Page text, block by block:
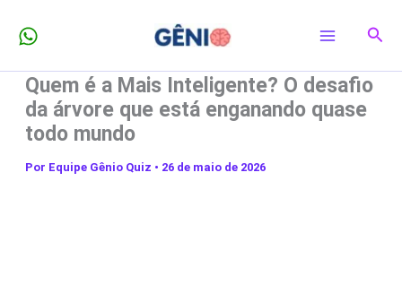
para
conteúdo
Quem é a Mais Inteligente? O desafio
da árvore que está enganando quase
todo mundo
Por Equipe Gênio Quiz • 26 de maio de 2026